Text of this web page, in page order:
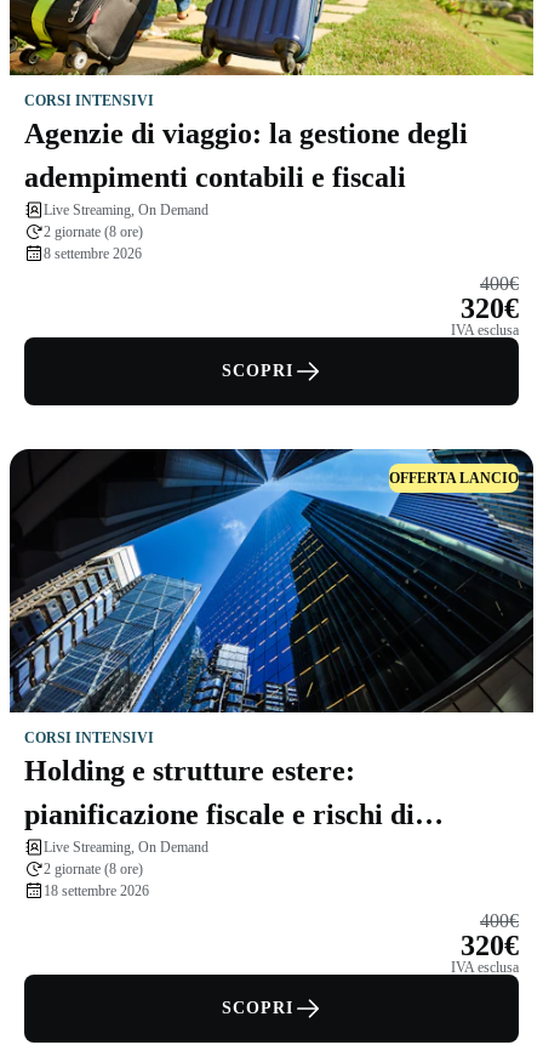
CORSI INTENSIVI
Agenzie di viaggio: la gestione degli
adempimenti contabili e fiscali
Live Streaming, On Demand
2 giornate (8 ore)
8 settembre 2026
400€
320€
IVA esclusa
SCOPRI
OFFERTA LANCIO
CORSI INTENSIVI
Holding e strutture estere:
pianificazione fiscale e rischi di
esterovestizione
Live Streaming, On Demand
2 giornate (8 ore)
18 settembre 2026
400€
320€
IVA esclusa
SCOPRI